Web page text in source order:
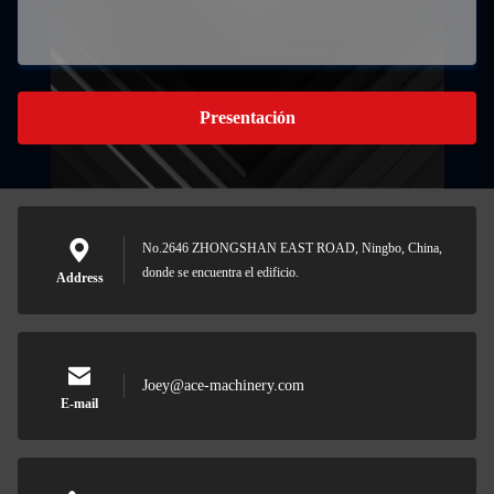
Presentación
Address
No.2646 ZHONGSHAN EAST ROAD, Ningbo, China,
donde se encuentra el edificio.
E-mail
Joey@ace-machinery.com